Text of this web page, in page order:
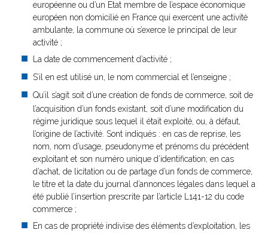
européenne ou d’un Etat membre de l’espace économique
européen non domicilié en France qui exercent une activité
ambulante, la commune où s’exerce le principal de leur
activité ;
La date de commencement d’activité ;
S’il en est utilisé un, le nom commercial et l’enseigne ;
Qu’il s’agit soit d’une création de fonds de commerce, soit de
l’acquisition d’un fonds existant, soit d’une modification du
régime juridique sous lequel il était exploité, ou, à défaut,
l’origine de l’activité. Sont indiqués : en cas de reprise, les
nom, nom d’usage, pseudonyme et prénoms du précédent
exploitant et son numéro unique d’identification; en cas
d’achat, de licitation ou de partage d’un fonds de commerce,
le titre et la date du journal d’annonces légales dans lequel a
été publié l’insertion prescrite par l’article L141-12 du code
commerce ;
En cas de propriété indivise des éléments d’exploitation, les